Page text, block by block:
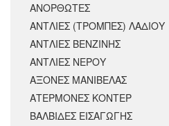
ΑΝΟΡΘΩΤΕΣ
ΑΝΤΛΙΕΣ (ΤΡΟΜΠΕΣ) ΛΑΔΙΟΥ
ΑΝΤΛΙΕΣ ΒΕΝΖΙΝΗΣ
ΑΝΤΛΙΕΣ ΝΕΡΟΥ
ΑΞΟΝΕΣ ΜΑΝΙΒΕΛΑΣ
ΑΤΕΡΜΟΝΕΣ ΚΟΝΤΕΡ
ΒΑΛΒΙΔΕΣ ΕΙΣΑΓΩΓΗΣ